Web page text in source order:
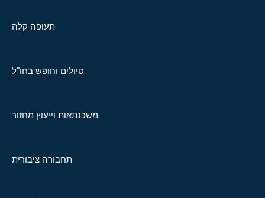
תעופה קלה
טיולים וחופש בחו"ל
משכנתאות וייעוץ מחזור
תחבורה ציבורית